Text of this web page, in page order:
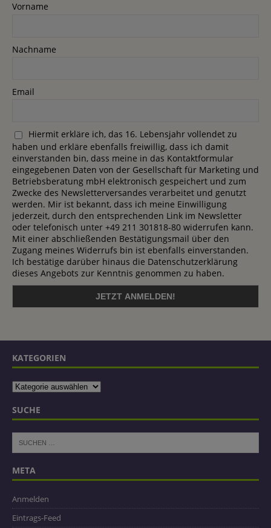
Vorname
Nachname
Email
Hiermit erkläre ich, das 16. Lebensjahr vollendet zu
haben und erkläre ebenfalls freiwillig, dass ich damit
einverstanden bin, dass meine in das Kontaktformular
eingegebenen Daten von der Gesellschaft für Marketing und
Betriebsberatung mbH elektronisch gespeichert und zum
Zwecke des Newsletterversandes verarbeitet und genutzt
werden. Mir ist bekannt, dass ich meine Einwilligung
jederzeit, durch den entsprechenden Link im Newsletter
oder telefonisch unter +49 211 301818-80 widerrufen kann.
Mit einer abschließenden Bestätigungsmail über den
Zugang meines Widerrufs bin ist ebenfalls einverstanden.
Ich bestätige darüber hinaus die Datenschutzerklärung
dieses Angebots zur Kenntnis genommen zu haben.
KATEGORIEN
SUCHE
META
Anmelden
Eintrags-Feed